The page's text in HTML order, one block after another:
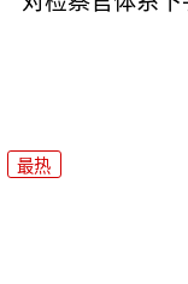
最热